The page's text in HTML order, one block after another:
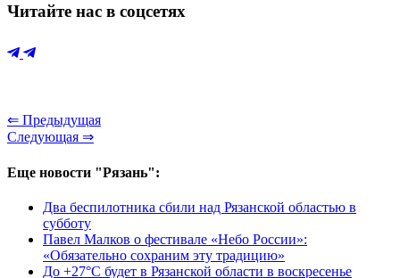
Читайте нас в соцсетях
⇐ Предыдущая
Следующая ⇒
Еще новости "Рязань":
Два беспилотника сбили над Рязанской областью в
субботу
Павел Малков о фестивале «Небо России»:
«Обязательно сохраним эту традицию»
До +27°С будет в Рязанской области в воскресенье